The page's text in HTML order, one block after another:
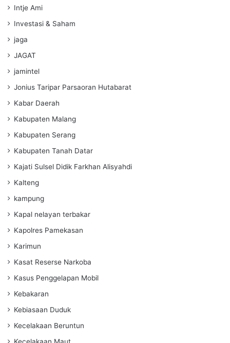
Intje Ami
Investasi & Saham
jaga
JAGAT
jamintel
Jonius Taripar Parsaoran Hutabarat
Kabar Daerah
Kabupaten Malang
Kabupaten Serang
Kabupaten Tanah Datar
Kajati Sulsel Didik Farkhan Alisyahdi
Kalteng
kampung
Kapal nelayan terbakar
Kapolres Pamekasan
Karimun
Kasat Reserse Narkoba
Kasus Penggelapan Mobil
Kebakaran
Kebiasaan Duduk
Kecelakaan Beruntun
Kecelakaan Maut